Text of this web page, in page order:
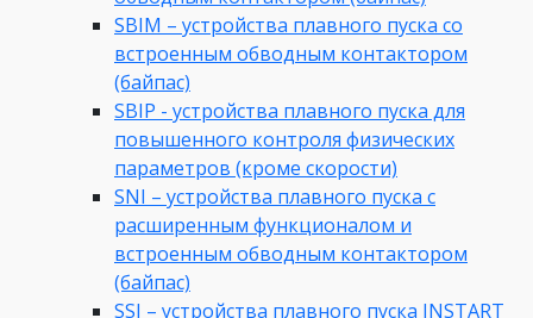
SBIM – устройства плавного пуска со
встроенным обводным контактором
(байпас)
SBIP - устройства плавного пуска для
повышенного контроля физических
параметров (кроме скорости)
SNI – устройства плавного пуска с
расширенным функционалом и
встроенным обводным контактором
(байпас)
SSI – устройства плавного пуска INSTART